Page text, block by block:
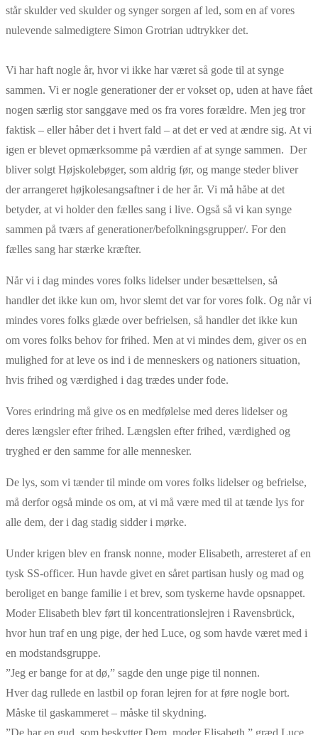
står skulder ved skulder og synger sorgen af led, som en af vores
nulevende salmedigtere Simon Grotrian udtrykker det.
Vi har haft nogle år, hvor vi ikke har været så gode til at synge
sammen. Vi er nogle generationer der er vokset op, uden at have fået
nogen særlig stor sanggave med os fra vores forældre. Men jeg tror
faktisk – eller håber det i hvert fald – at det er ved at ændre sig. At vi
igen er blevet opmærksomme på værdien af at synge sammen. Der
bliver solgt Højskolebøger, som aldrig før, og mange steder bliver
der arrangeret højkolesangsaftner i de her år. Vi må håbe at det
betyder, at vi holder den fælles sang i live. Også så vi kan synge
sammen på tværs af generationer/befolkningsgrupper/. For den
fælles sang har stærke kræfter.
Når vi i dag mindes vores folks lidelser under besættelsen, så
handler det ikke kun om, hvor slemt det var for vores folk. Og når vi
mindes vores folks glæde over befrielsen, så handler det ikke kun
om vores folks behov for frihed. Men at vi mindes dem, giver os en
mulighed for at leve os ind i de menneskers og nationers situation,
hvis frihed og værdighed i dag trædes under fode.
Vores erindring må give os en medfølelse med deres lidelser og
deres længsler efter frihed. Længslen efter frihed, værdighed og
tryghed er den samme for alle mennesker.
De lys, som vi tænder til minde om vores folks lidelser og befrielse,
må derfor også minde os om, at vi må være med til at tænde lys for
alle dem, der i dag stadig sidder i mørke.
Under krigen blev en fransk nonne, moder Elisabeth, arresteret af en
tysk SS-officer. Hun havde givet en såret partisan husly og mad og
beroliget en bange familie i et brev, som tyskerne havde opsnappet.
Moder Elisabeth blev ført til koncentrationslejren i Ravensbrück,
hvor hun traf en ung pige, der hed Luce, og som havde været med i
en modstandsgruppe.
”Jeg er bange for at dø,” sagde den unge pige til nonnen.
Hver dag rullede en lastbil op foran lejren for at føre nogle bort.
Måske til gaskammeret – måske til skydning.
”De har en gud, som beskytter Dem, moder Elisabeth,” græd Luce,